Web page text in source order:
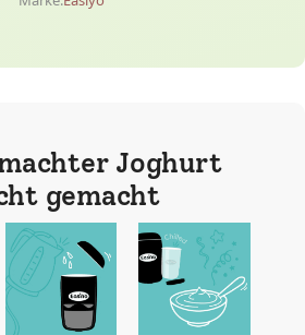
Joghurt
gemacht